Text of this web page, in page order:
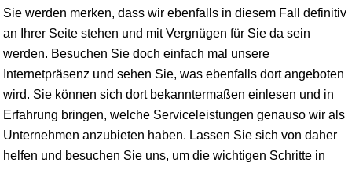
Sie werden merken, dass wir ebenfalls in diesem Fall definitiv
an Ihrer Seite stehen und mit Vergnügen für Sie da sein
werden. Besuchen Sie doch einfach mal unsere
Internetpräsenz und sehen Sie, was ebenfalls dort angeboten
wird. Sie können sich dort bekanntermaßen einlesen und in
Erfahrung bringen, welche Serviceleistungen genauso wir als
Unternehmen anzubieten haben. Lassen Sie sich von daher
helfen und besuchen Sie uns, um die wichtigen Schritte in